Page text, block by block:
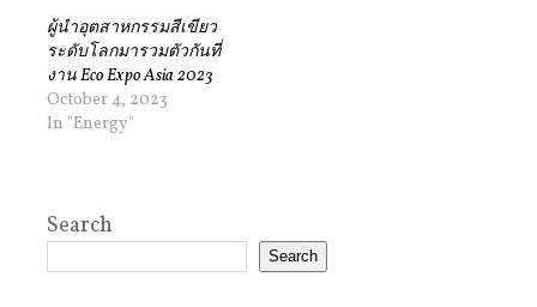
ผู้นำอุตสาหกรรมสีเขียว
ระดับโลกมารวมตัวกันที่
งาน Eco Expo Asia 2023
October 4, 2023
In "Energy"
Search
Search